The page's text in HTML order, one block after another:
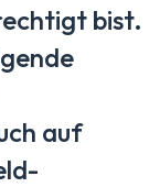
bist.
auf